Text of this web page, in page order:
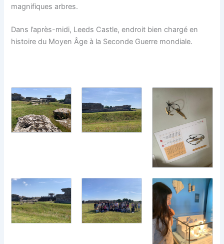
magnifiques arbres.
Dans l’après-midi, Leeds Castle, endroit bien chargé en
histoire du Moyen Âge à la Seconde Guerre mondiale.